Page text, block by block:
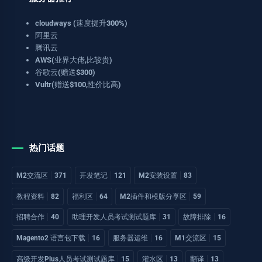
cloudways (速度提升300%)
阿里云
腾讯云
AWS(业界大佬,比较贵)
谷歌云(赠送$300)
Vultr(赠送$100,性价比高)
热门话题
M2交流区 371 开发笔记 121 M2安装设置 83
教程资料 82 福利区 64 M2插件和模版分享区 59
招聘合作 40 助理开发人员考试测试题库 31 故障排除 16
Magento2 语言包下载 16 服务器运维 16 M1交流区 15
高级开发Plus人员考试测试题库 15 灌水区 13 翻译 13